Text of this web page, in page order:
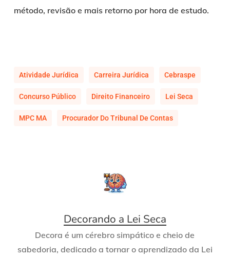
método, revisão e mais retorno por hora de estudo.
Atividade Jurídica Carreira Jurídica Cebraspe
Concurso Público Direito Financeiro Lei Seca
MPC MA Procurador Do Tribunal De Contas
Decorando a Lei Seca
Decora é um cérebro simpático e cheio de
sabedoria, dedicado a tornar o aprendizado da Lei